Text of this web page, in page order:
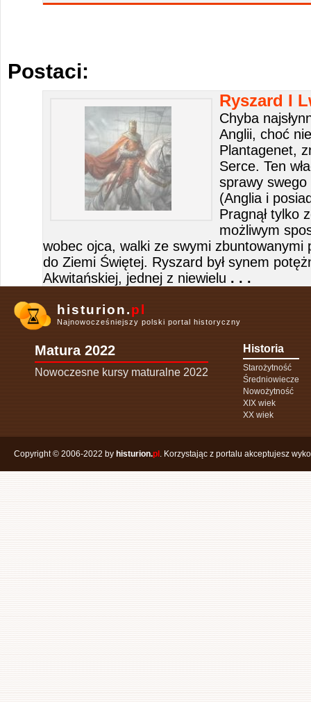
Postaci:
Ryszard I
Chyba
Anglii, choć
Plantagenet,
Serce. Ten
sprawy swego
(Anglia i
Pragnął tylko
możliwym
wobec ojca, walki ze swymi
do Ziemi Świętej. Ryszard był synem
Akwitańskiej, jednej z niewielu . . .
histurion.pl
Najnowocześniejszy polski portal historyczny
Matura 2022
Nowoczesne kursy maturalne 2022
Historia
Starożytność
Średniowiecze
Nowożytność
XIX wiek
XX wiek
Copyright © 2006-2022 by histurion.pl . Korzystając z portalu akceptujesz